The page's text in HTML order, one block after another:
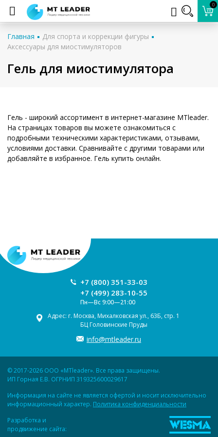
0
Главная
Для спорта и коррекции фигуры
Аксессуары для миостимуляторов
Гель для миостимулятора
Гель - широкий ассортимент в интернет-магазине MTleader.
На страницах товаров вы можете ознакомиться с
подробными техническими характеристиками, отзывами,
условиями доставки. Сравнивайте с другими товарами или
добавляйте в избранное. Гель купить онлайн.
+7 (800) 351-33-03
+7 (499) 283-10-55
Пн—Вс 9:00—21:00
Адрес: г. Москва, Михалковская ул., 63Б, стр. 1
БЦ Головинские Пруды
info@mtleader.ru
© 2017-2026 ООО «MTleader». Все права защищены.
ИП Горная Е.В. ОГРНИП 319325600029617
Информация на сайте не является офертой и носит исключительно
информационный характер. Политика конфиденциальности
Разработка и
продвижение сайта: